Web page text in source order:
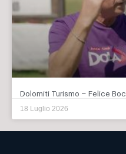
Dolomiti Turismo – Felice
18 Luglio 2026